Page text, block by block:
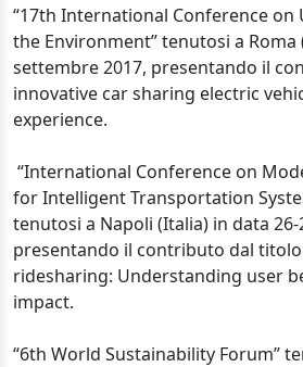
“17th International Conference on
the Environment” tenutosi a Roma
settembre 2017, presentando il
innovative car sharing electric
experience.
“International Conference on
for Intelligent Transportation
tenutosi a Napoli (Italia) in data
presentando il contributo dal
ridesharing: Understanding user
impact.
“6th World Sustainability Forum”